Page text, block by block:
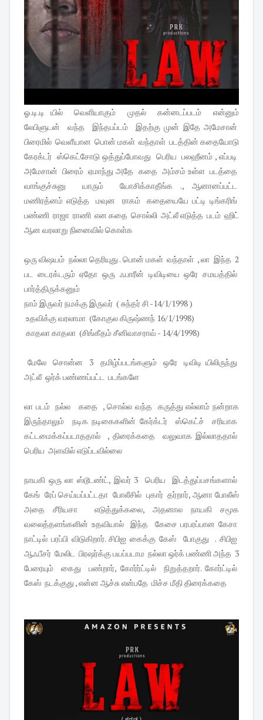
ஓ.டி.டி யில் வெளியாகும் முதல் கன்னடப்படம் என்னும்
லேபிளுடன் வந்த இந்தபப்டம் இதற்கு முன் இதே அமேசான்
பிரைமில் வெளீயான பொன் மகள் வந்தாள் படத்தின் கதையோடு
கேரக்டர் ஸ்கெட்சோடு ஒத்துப்போவது பெரிய பலஹீனம் , எப்படி
அமேசான் பிரைம் ஏமாந்து அதே கதை அம்சம் உள்ள படத்தை
வாங்குச்சுனு யாரும் யோசிக்காதீங்க ., ஆனானப்பட்ட
மணிரத்னம் எடுத்த மவுன ராகம் கதையையே பட்டி டிங்கரிங்
பண்ணி ராஜா ராணி என கதை சொல்லி அட்லீ எடுத்த படம் ஹிட்
ஆன வரலாறு நினைவில் கொள்க
ஒரு விஷயம் நல்லா தெரியுது . பொன் மகள் வந்தாள் , லா இந்த 2
பட டைரக்டரும் ஏதோ ஒரு ஃபாரீன் டிவிடியை ஒரே சமயத்தில்
பார்த்திருக்கனும்
நாம் இருவர் நமக்கு இருவர் ( சுந்தர் சி -14/1/1998 )
உதவிக்கு வரலாமா (கோகுல கிருஷ்ணந் 16/1/1998)
காதலா காதலா (சிங்கீதம் சீனிவாசராவ் - 14/4/1998)
மேலே சொன்ன 3 தமிழ்ப்படங்களும் ஒரே டிவிடி யிலிருந்து
அட்லீ ஒர்க் பண்ணப்பட்ட படங்களே
லா படம் நல்ல கதை , சொல்ல வந்த கருத்து எல்லாம் நன்றாக
இருந்தாலும் நடிக நடிகைகளின் கேர்க்டர் ஸ்கெட்ச் சரியாக
கட்டமைக்கப்படாததால் , திரைக்கதை வலுவாக இல்லாததால்
பெரிய அளவில் எடுப்டவில்லை
நாயகி ஒரு லா ஸ்டூடண்ட், இவர் 3 பெரிய இடத்துப்பசங்களால்
கேங் ரேப் செய்யப்பட்டதா போலீசில் புகார் தர்றார், ஆனா போலீஸ்
அதை சீரியசா எடுத்துக்கலை, அதனால நாயகி சமூக
வலைத்தளங்களின் உதவியால் இந்த கேசை பரபரப்பான கேசா
நாட்டில் பரப்பி விடுகிறார். சிபிஐ கைக்கு கேஸ் போகுது . சிபிஐ
ஆஃபீசர் மேலிட பிரஷர்க்கு பயப்படாம நல்லா ஒர்க் பண்ணி அந்த 3
பேரையும் கைது பண்றார், கோர்ர்ட்டில் நிறுத்தறார். கோர்ட்டில்
கேஸ் நடக்குது , என்ன ஆச்சு என்பதே மிச்ச மீதி திரைக்கதை